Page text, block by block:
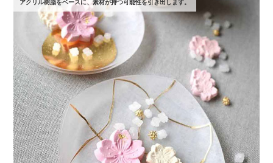
アクリル樹脂をベースに、素材が持つ可能性を引き出します。